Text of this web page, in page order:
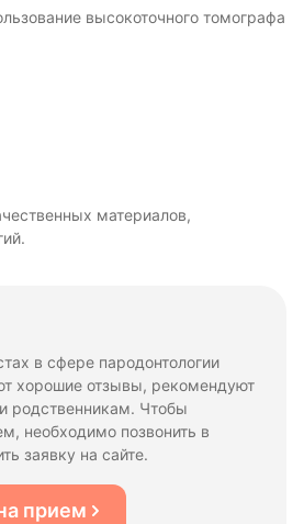
высокоточного томографа
материалов,
в сфере пародонтологии
хорошие отзывы, рекомендуют
родственникам. Чтобы
необходимо позвонить в
заявку на сайте.
прием